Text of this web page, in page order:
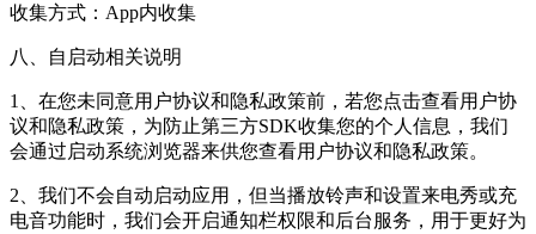
收集方式：App内收集
八、自启动相关说明
1、在您未同意用户协议和隐私政策前，若您点击查看用户协
议和隐私政策，为防止第三方SDK收集您的个人信息，我们
会通过启动系统浏览器来供您查看用户协议和隐私政策。
2、我们不会自动启动应用，但当播放铃声和设置来电秀或充
电音功能时，我们会开启通知栏权限和后台服务，用于更好为